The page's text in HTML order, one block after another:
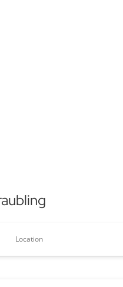
Location